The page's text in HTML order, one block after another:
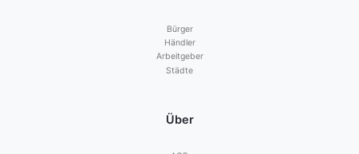
Bürger
Händler
Arbeitgeber
Städte
Über